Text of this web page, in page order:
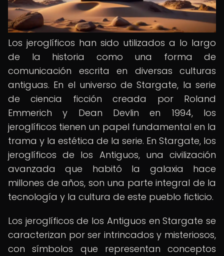
Los jeroglíficos han sido utilizados a lo largo
de la historia como una forma de
comunicación escrita en diversas culturas
antiguas. En el universo de Stargate, la serie
de ciencia ficción creada por Roland
Emmerich y Dean Devlin en 1994, los
jeroglíficos tienen un papel fundamental en la
trama y la estética de la serie. En Stargate, los
jeroglíficos de los Antiguos, una civilización
avanzada que habitó la galaxia hace
millones de años, son una parte integral de la
tecnología y la cultura de este pueblo ficticio.
Los jeroglíficos de los Antiguos en Stargate se
caracterizan por ser intrincados y misteriosos,
con símbolos que representan conceptos